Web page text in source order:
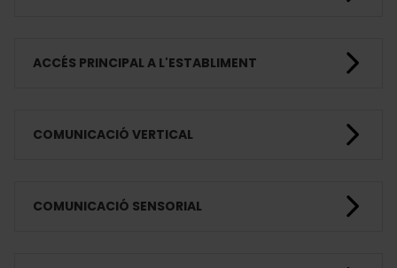
ACCÉS PRINCIPAL A L'ESTABLIMENT
COMUNICACIÓ VERTICAL
COMUNICACIÓ SENSORIAL